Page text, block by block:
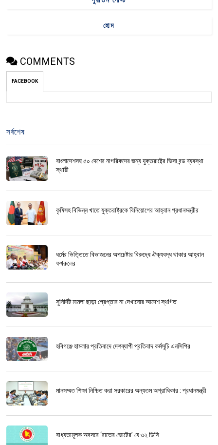
হোম
COMMENTS
FACEBOOK
সর্বশেষ
বাংলাদেশসহ ৫০ দেশের নাগরিকদের জন্য যুক্তরাষ্ট্রে ভিসা বন্ড ব্যবস্থা
স্থায়ী
কৃষিসহ বিভিন্ন খাতে যুক্তরাষ্ট্রকে বিনিয়োগের আহ্বান প্রধানমন্ত্রীর
ধর্মের ভিত্তিতে বিভাজনের অপচেষ্টার বিরুদ্ধে ঐক্যবদ্ধ থাকার আহ্বান
ফখরুলের
সুনির্দিষ্ট মামলা ছাড়া গ্রেপ্তার না দেখানোর আদেশ স্থগিত
হবিগঞ্জে হামলার প্রতিবাদে দেশব্যাপী প্রতিবাদ কর্মসূচি এনসিপির
মানসম্মত শিক্ষা নিশ্চিত করা সরকারের অন্যতম অগ্রাধিকার : প্রধানমন্ত্রী
বাধ্যতামূলক অবসরে ‘রাতের ভোটের’ যে ৩২ ডিসি